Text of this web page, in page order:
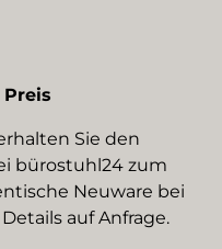
Sie den
bürostuhl24 zum
Neuware bei
auf Anfrage.